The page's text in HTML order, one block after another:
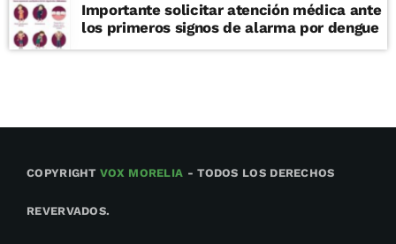
Importante solicitar atención médica ante
los primeros signos de alarma por dengue
COPYRIGHTVOX MORELIA - TODOS LOS DERECHOS
REVERVADOS.